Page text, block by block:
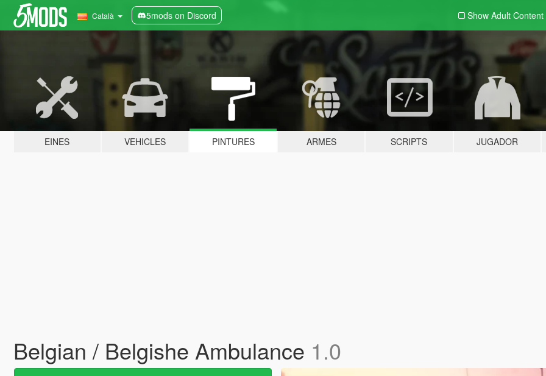
Català 5mods on Discord Show Adult Content
EINES VEHICLES PINTURES ARMES SCRIPTS JUGADOR
Belgian / Belgishe Ambulance 1.0